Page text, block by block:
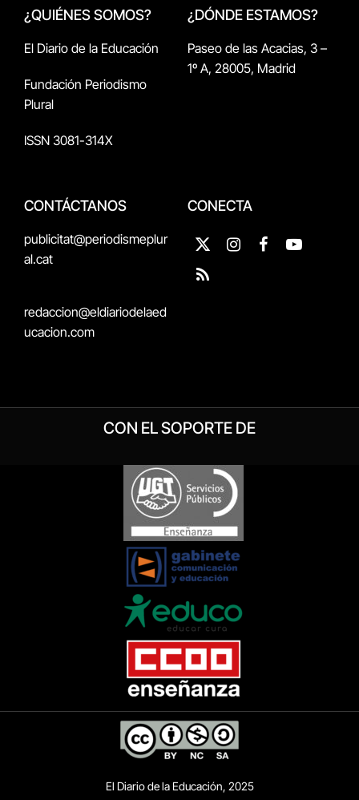
¿QUIÉNES SOMOS?
El Diario de la Educación
Fundación Periodismo
Plural
ISSN 3081-314X
¿DÓNDE ESTAMOS?
Paseo de las Acacias, 3 –
1º A, 28005, Madrid
CONTÁCTANOS
publicitat@periodismeplur
al.cat
redaccion@eldiariodelaed
ucacion.com
CONECTA
X
(Twitter)
InstagramFacebookYouTube
RSS
CON EL SOPORTE DE
El Diario de la Educación, 2025